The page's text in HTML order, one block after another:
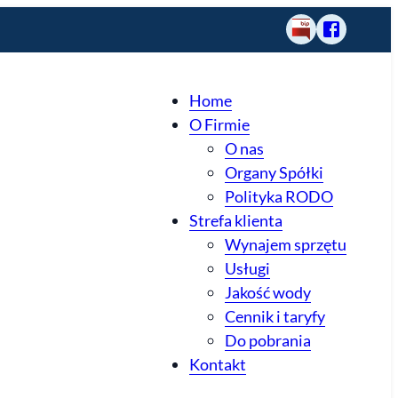
BIP Odwiedź
Home
O Firmie
O nas
Organy Spółki
Polityka RODO
Strefa klienta
Wynajem sprzętu
Usługi
Jakość wody
Cennik i taryfy
Do pobrania
Kontakt